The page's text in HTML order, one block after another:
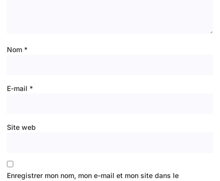
Nom *
E-mail *
Site web
Enregistrer mon nom, mon e-mail et mon site dans le